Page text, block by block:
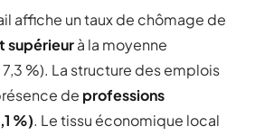
affiche un taux de chômage de
supérieurà la moyenne
%). La structure des emplois
de professions
%). Le tissu économique local